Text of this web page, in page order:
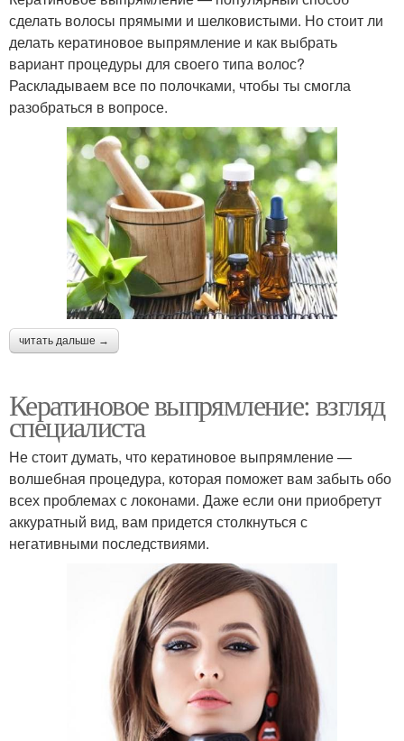
сделать волосы прямыми и шелковистыми. Но стоит ли
делать кератиновое выпрямление и как выбрать
вариант процедуры для своего типа волос?
Раскладываем все по полочками, чтобы ты смогла
разобраться в вопросе.
читать дальше →
Кератиновое выпрямление: взгляд
специалиста
Не стоит думать, что кератиновое выпрямление —
волшебная процедура, которая поможет вам забыть обо
всех проблемах с локонами. Даже если они приобретут
аккуратный вид, вам придется столкнуться с
негативными последствиями.